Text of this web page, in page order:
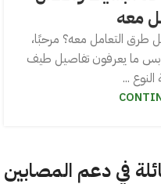
معه
التعامل معه؟ مرحبًا،
بس ما يعرفون تفاصيل طيف
...
في دعم المصابين